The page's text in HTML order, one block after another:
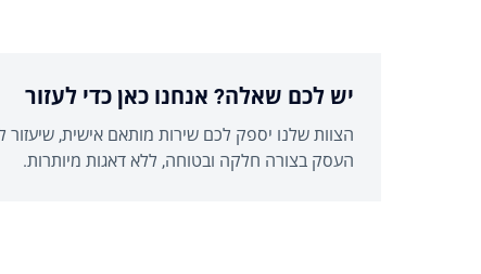
יש לכם שאלה? אנחנו כאן כדי לעזור
הצוות שלנו יספק לכם שירות מותאם אישית,
העסק בצורה חלקה ובטוחה, ללא דאגות מיותרות.